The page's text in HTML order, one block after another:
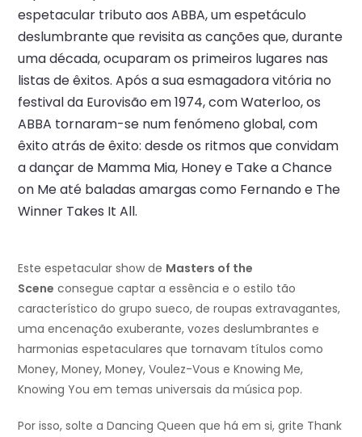
espetacular tributo aos ABBA, um espetáculo
deslumbrante que revisita as canções que, durante
uma década, ocuparam os primeiros lugares nas
listas de êxitos. Após a sua esmagadora vitória no
festival da Eurovisão em 1974, com Waterloo, os
ABBA tornaram-se num fenómeno global, com
êxito atrás de êxito: desde os ritmos que convidam
a dançar de Mamma Mia, Honey e Take a Chance
on Me até baladas amargas como Fernando e The
Winner Takes It All.
Este espetacular show de Masters of the
Scene consegue captar a essência e o estilo tão
característico do grupo sueco, de roupas extravagantes,
uma encenação exuberante, vozes deslumbrantes e
harmonias espetaculares que tornavam títulos como
Money, Money, Money, Voulez-Vous e Knowing Me,
Knowing You em temas universais da música pop.
Por isso, solte a Dancing Queen que há em si, grite Thank